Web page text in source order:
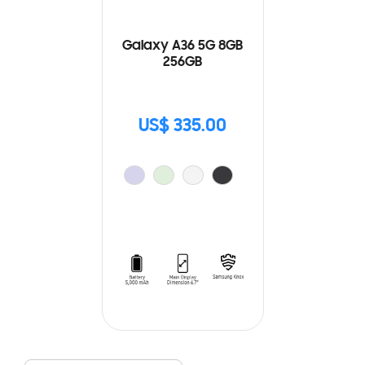
Galaxy A36 5G 8GB
256GB
US$ 335.00